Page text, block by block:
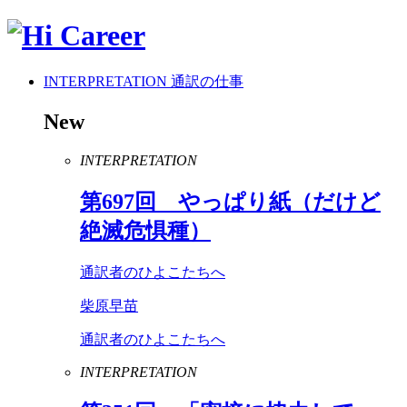
INTERPRETATION 通訳の仕事
New
INTERPRETATION
第697回 やっぱり紙（だけど
絶滅危惧種）
通訳者のひよこたちへ
柴原早苗
通訳者のひよこたちへ
INTERPRETATION